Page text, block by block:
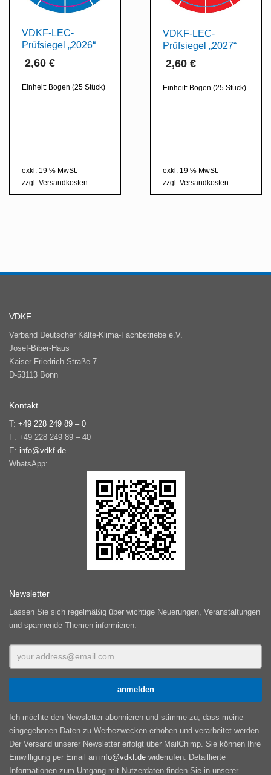
VDKF-LEC-
Prüfsiegel „2026“
2,60 €
exkl. 19 % MwSt.
zzgl. Versandkosten
Einheit: Bogen (25 Stück)
VDKF-LEC-
Prüfsiegel „2027“
2,60 €
exkl. 19 % MwSt.
zzgl. Versandkosten
Einheit: Bogen (25 Stück)
VDKF
Verband Deutscher Kälte-Klima-Fachbetriebe e.V.
Josef-Biber-Haus
Kaiser-Friedrich-Straße 7
D-53113 Bonn
Kontakt
T: +49 228 249 89 – 0
F: +49 228 249 89 – 40
E: info@vdkf.de
WhatsApp:
Newsletter
Lassen Sie sich regelmäßig über wichtige Neuerungen, Veranstaltungen
und spannende Themen informieren.
Ich möchte den Newsletter abonnieren und stimme zu, dass meine
eingegebenen Daten zu Werbezwecken erhoben und verarbeitet werden.
Der Versand unserer Newsletter erfolgt über MailChimp. Sie können Ihre
Einwilligung per Email an info@vdkf.de widerrufen. Detaillierte
Informationen zum Umgang mit Nutzerdaten finden Sie in unserer